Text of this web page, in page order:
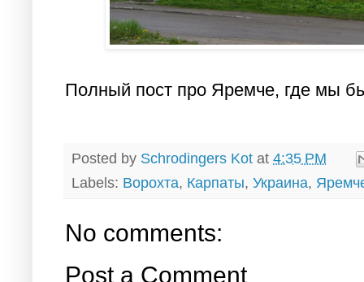
Полный пост про Яремче, где мы
Posted by Schrodingers Kot at 4:35 PM
Labels: Ворохта, Карпаты, Украина,
No comments:
Post a Comment